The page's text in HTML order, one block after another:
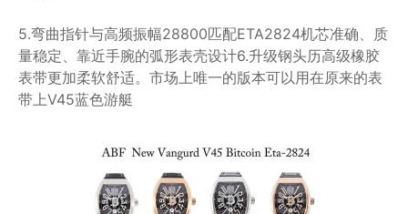
5.弯曲指针与高频振幅28800匹配ETA2824机芯准确、质
量稳定、靠近手腕的弧形表壳设计6.升级钢头历高级橡胶
表带更加柔软舒适。市场上唯一的版本可以用在原来的表
带上V45蓝色游艇